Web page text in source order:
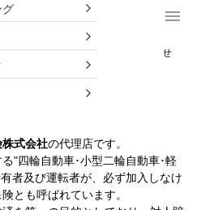
menu
グ
保険については当店にお気軽にお任せ
式会社の代理店です。
"四輪自動車･小型二輪自動車･軽
者及び運転者が、必ず加入しなけ
とも呼ばれています。